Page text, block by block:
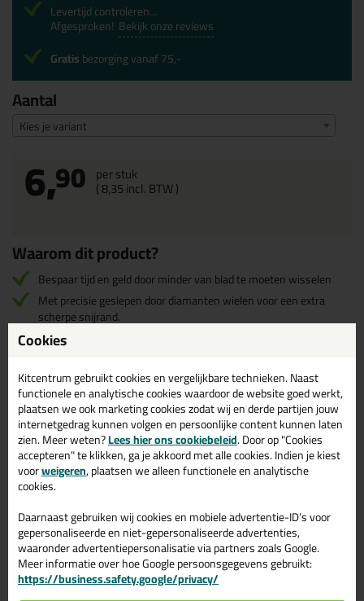
Aantal
Kies je variant
6,90 per stuk
(8,35incl. BTW )
Levertijd controleren...
Afgesproken! Bekijk onze reviews
Gratisbezorging vanaf 75,-
Waarom dit product?
Bespaar tijd en geld door minder van blad te moeten wisselen
Met precisie geslepen door diamanten wielen voor een extra
scherpe snijrand.
Omschrijving Reviews (0)
Reviews voor:Stanley FATMAX Carbide
Reservemes
Er zijn nog geen reviews geschreven voor Stanley FATMAX
Carbide Reservemes.Schrijf als eerste een review!
Gerelateerde producten
Cookies
Kitcentrum gebruikt cookies en vergelijkbare technieken. Naast
functionele en analytische cookies waardoor de website goed werkt,
plaatsen we ook marketing cookies zodat wij en derde partijen jouw
internetgedrag kunnen volgen en persoonlijke content kunnen laten
zien. Meer weten?Lees hier ons cookiebeleid. Door op "Cookies
accepteren" te klikken, ga je akkoord met alle cookies. Indien je kiest
voorweigeren, plaatsen we alleen functionele en analytische
cookies.
Daarnaast gebruiken wij cookies en mobiele advertentie-ID’s voor
gepersonaliseerde en niet-gepersonaliseerde advertenties,
waaronder advertentiepersonalisatie via partners zoals Google.
Meer informatie over hoe Google persoonsgegevens gebruikt:
https://business.safety.google/privacy/